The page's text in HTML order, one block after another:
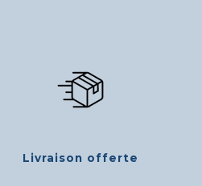
Livraison offerte